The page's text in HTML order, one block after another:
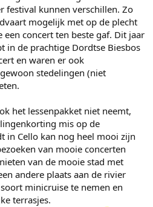
festival kunnen verschillen. Zo
mogelijk met op de plecht
een concert ten beste gaf. Dit jaar
in de prachtige Dordtse Biesbos
en waren er ook
stedelingen (niet
het lessenpakket niet neemt,
mis op de
in Cello kan nog heel mooi zijn
van mooie concerten
van de mooie stad met
andere plaats aan de rivier
minicruise te nemen en
terrasjes.